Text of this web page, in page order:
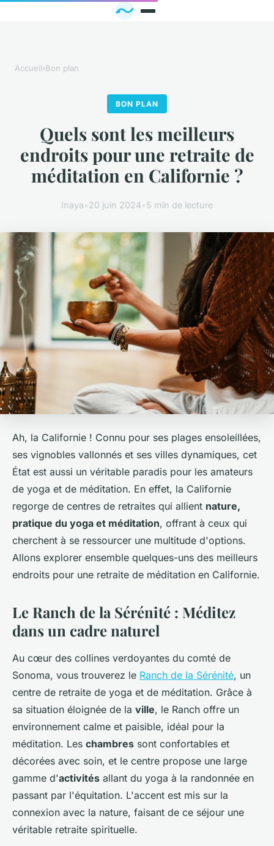
Accueil›Bon plan
BON PLAN
Quels sont les meilleurs
endroits pour une retraite de
méditation en Californie ?
Inaya•20 juin 2024•5 min de lecture
Ah, la Californie ! Connu pour ses plages ensoleillées,
ses vignobles vallonnés et ses villes dynamiques, cet
État est aussi un véritable paradis pour les amateurs
de yoga et de méditation. En effet, la Californie
regorge de centres de retraites qui allient nature,
pratique du yoga et méditation, offrant à ceux qui
cherchent à se ressourcer une multitude d'options.
Allons explorer ensemble quelques-uns des meilleurs
endroits pour une retraite de méditation en Californie.
Le Ranch de la Sérénité : Méditez
dans un cadre naturel
Au cœur des collines verdoyantes du comté de
Sonoma, vous trouverez le Ranch de la Sérénité, un
centre de retraite de yoga et de méditation. Grâce à
sa situation éloignée de la ville, le Ranch offre un
environnement calme et paisible, idéal pour la
méditation. Les chambres sont confortables et
décorées avec soin, et le centre propose une large
gamme d'activités allant du yoga à la randonnée en
passant par l'équitation. L'accent est mis sur la
connexion avec la nature, faisant de ce séjour une
véritable retraite spirituelle.